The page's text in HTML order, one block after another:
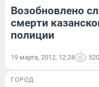
Возобновлено
смерти
полиции
19 марта, 2012, 12:24 520
ГОРОД